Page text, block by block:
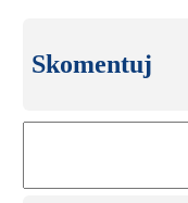
Skomentuj